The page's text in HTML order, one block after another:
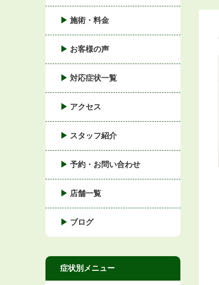
施術・料金
お客様の声
対応症状一覧
アクセス
スタッフ紹介
予約・お問い合わせ
店舗一覧
ブログ
症状別メニュー